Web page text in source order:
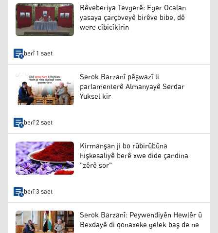
Rêveberiya Tevgerê: Eger Ocalan
yasaya çarçoveyê birêve bibe, dê
were cîbicîkirin
berî 1 saet
Serok Barzanî pêşwazî li
parlamenterê Almanyayê Serdar
Yuksel kir
berî 2 saet
Kirmanşan ji bo rûbirûbûna
hişkesaliyê berê xwe dide çandina
"zêrê sor"
berî 3 saet
Serok Barzanî: Peywendiyên Hewlêr û
Bexdayê di qonaxeke gelek baş de ne